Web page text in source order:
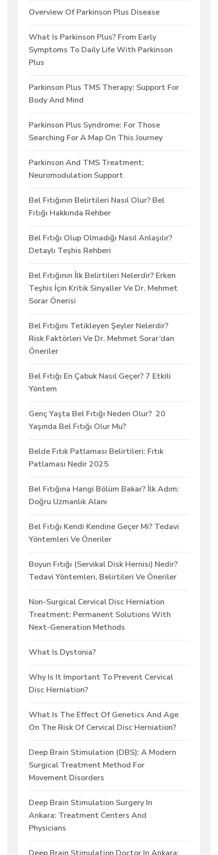
Overview Of Parkinson Plus Disease
What Is Parkinson Plus? From Early
Symptoms To Daily Life With Parkinson
Plus
Parkinson Plus TMS Therapy: Support For
Body And Mind
Parkinson Plus Syndrome: For Those
Searching For A Map On This Journey
Parkinson And TMS Treatment:
Neuromodulation Support
Bel Fıtığının Belirtileri Nasıl Olur? Bel
Fıtığı Hakkında Rehber
Bel Fıtığı Olup Olmadığı Nasıl Anlaşılır?
Detaylı Teşhis Rehberi
Bel Fıtığının İlk Belirtileri Nelerdir? Erken
Teşhis İçin Kritik Sinyaller Ve Dr. Mehmet
Sorar Önerisi
Bel Fıtığını Tetikleyen Şeyler Nelerdir?
Risk Faktörleri Ve Dr. Mehmet Sorar’dan
Öneriler
Bel Fıtığı En Çabuk Nasıl Geçer? 7 Etkili
Yöntem
Genç Yaşta Bel Fıtığı Neden Olur? 20
Yaşında Bel Fıtığı Olur Mu?
Belde Fıtık Patlaması Belirtileri: Fıtık
Patlaması Nedir 2025
Bel Fıtığına Hangi Bölüm Bakar? İlk Adım:
Doğru Uzmanlık Alanı
Bel Fıtığı Kendi Kendine Geçer Mi? Tedavi
Yöntemleri Ve Öneriler
Boyun Fıtığı (Servikal Disk Hernisi) Nedir?
Tedavi Yöntemleri, Belirtileri Ve Öneriler
Non-Surgical Cervical Disc Herniation
Treatment: Permanent Solutions With
Next-Generation Methods
What Is Dystonia?
Why Is It Important To Prevent Cervical
Disc Herniation?
What Is The Effect Of Genetics And Age
On The Risk Of Cervical Disc Herniation?
Deep Brain Stimulation (DBS): A Modern
Surgical Treatment Method For
Movement Disorders
Deep Brain Stimulation Surgery In
Ankara: Treatment Centers And
Physicians